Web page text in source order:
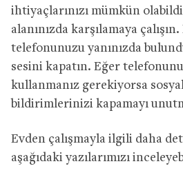
ihtiyaçlarınızı mümkün
alanınızda karşılamaya
telefonunuzu yanınızda
sesini kapatın. Eğer
kullanmanız gerekiyorsa
bildirimlerinizi kapamayı
Evden çalışmayla ilgili daha
aşağıdaki yazılarımızı